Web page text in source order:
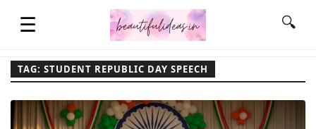
☰ 🔍
TAG: STUDENT REPUBLIC DAY SPEECH